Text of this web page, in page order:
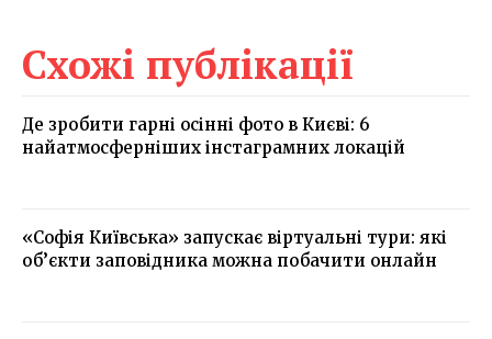
Схожі публікації
Де зробити гарні осінні фото в Києві: 6
найатмосферніших інстаграмних локацій
«Софія Київська» запускає віртуальні тури: які
об’єкти заповідника можна побачити онлайн